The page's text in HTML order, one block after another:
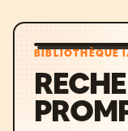
BIBLIOTHÈQUE